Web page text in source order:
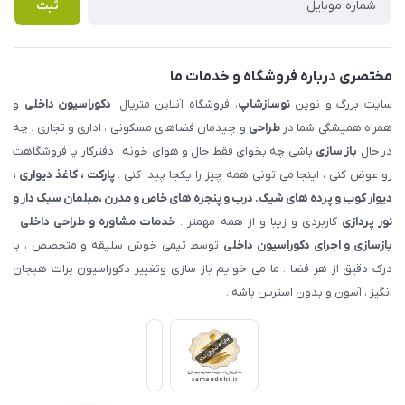
ثبت
مختصری درباره فروشگاه و خدمات ما
سایت بزرگ و نویننوسازشاپ، فروشگاه آنلاین متریال، دکوراسیون داخلی و
همراه همیشگی شما درطراحی و چیدمان فضاهای مسکونی ، اداری و تجاری . چه
در حال باز سازی باشی چه بخوای فقط حال و هوای خونه ، دفترکار یا فروشگاهت
رو عوض کنی ، اینجا می تونی همه چیز را یکجا پیدا کنی :پارکت ، کاغذ دیواری ،
دیوار کوب و پرده های شیک. درب و پنجره های خاص و مدرن ،مبلمان سبک دار و
نور پردازی کاربردی و زیبا و از همه مهمتر : خدمات مشاوره و طراحی داخلی ،
بازسازی و اجرای دکوراسیون داخلی توسط تیمی خوش سلیقه و متخصص ، با
درک دقیق از هر فضا . ما می خوایم باز سازی وتغییر دکوراسیون برات هیجان
انگیز ، آسون و بدون استرس باشه .